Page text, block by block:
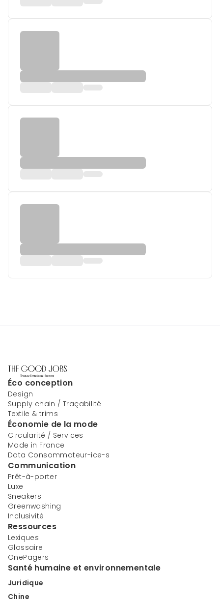
Éco conception
Design
Supply chain / Traçabilité
Textile & trims
Économie de la mode
Circularité / Services
Made in France
Data Consommateur-ice-s
Communication
Prêt-à-porter
Luxe
Sneakers
Greenwashing
Inclusivité
Ressources
Lexiques
Glossaire
OnePagers
Santé humaine et environnementale
Juridique
Chine